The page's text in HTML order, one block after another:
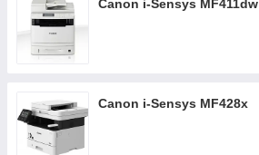
Canon i-Sensys MF411dw
Canon i-Sensys MF428x